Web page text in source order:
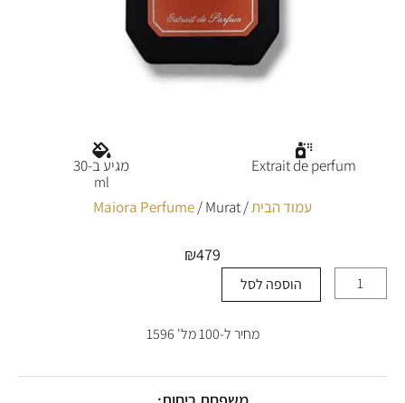
עמוד הבית/
Maiora Perfume/ Murat
₪479
של
הוספה לסל
מחיר ל-100 מל' 1596
Extrait de perfum מגיע ב-30
ml